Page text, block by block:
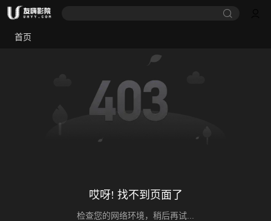
首页
哎呀! 找不到页面了
检查您的网络环境，稍后再试...